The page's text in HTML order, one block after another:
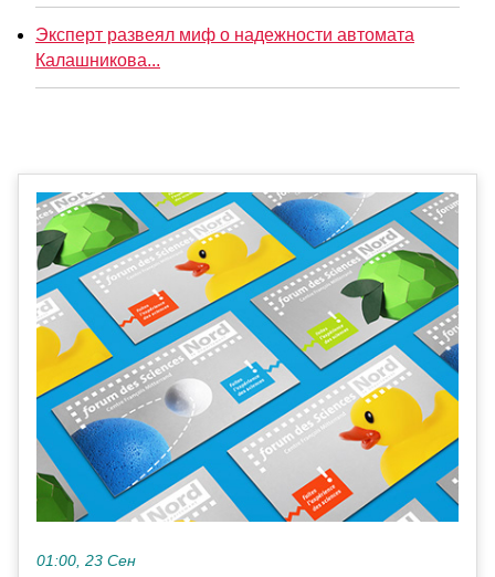
Эксперт развеял миф о надежности автомата
Калашникова...
01:00, 23 Сен